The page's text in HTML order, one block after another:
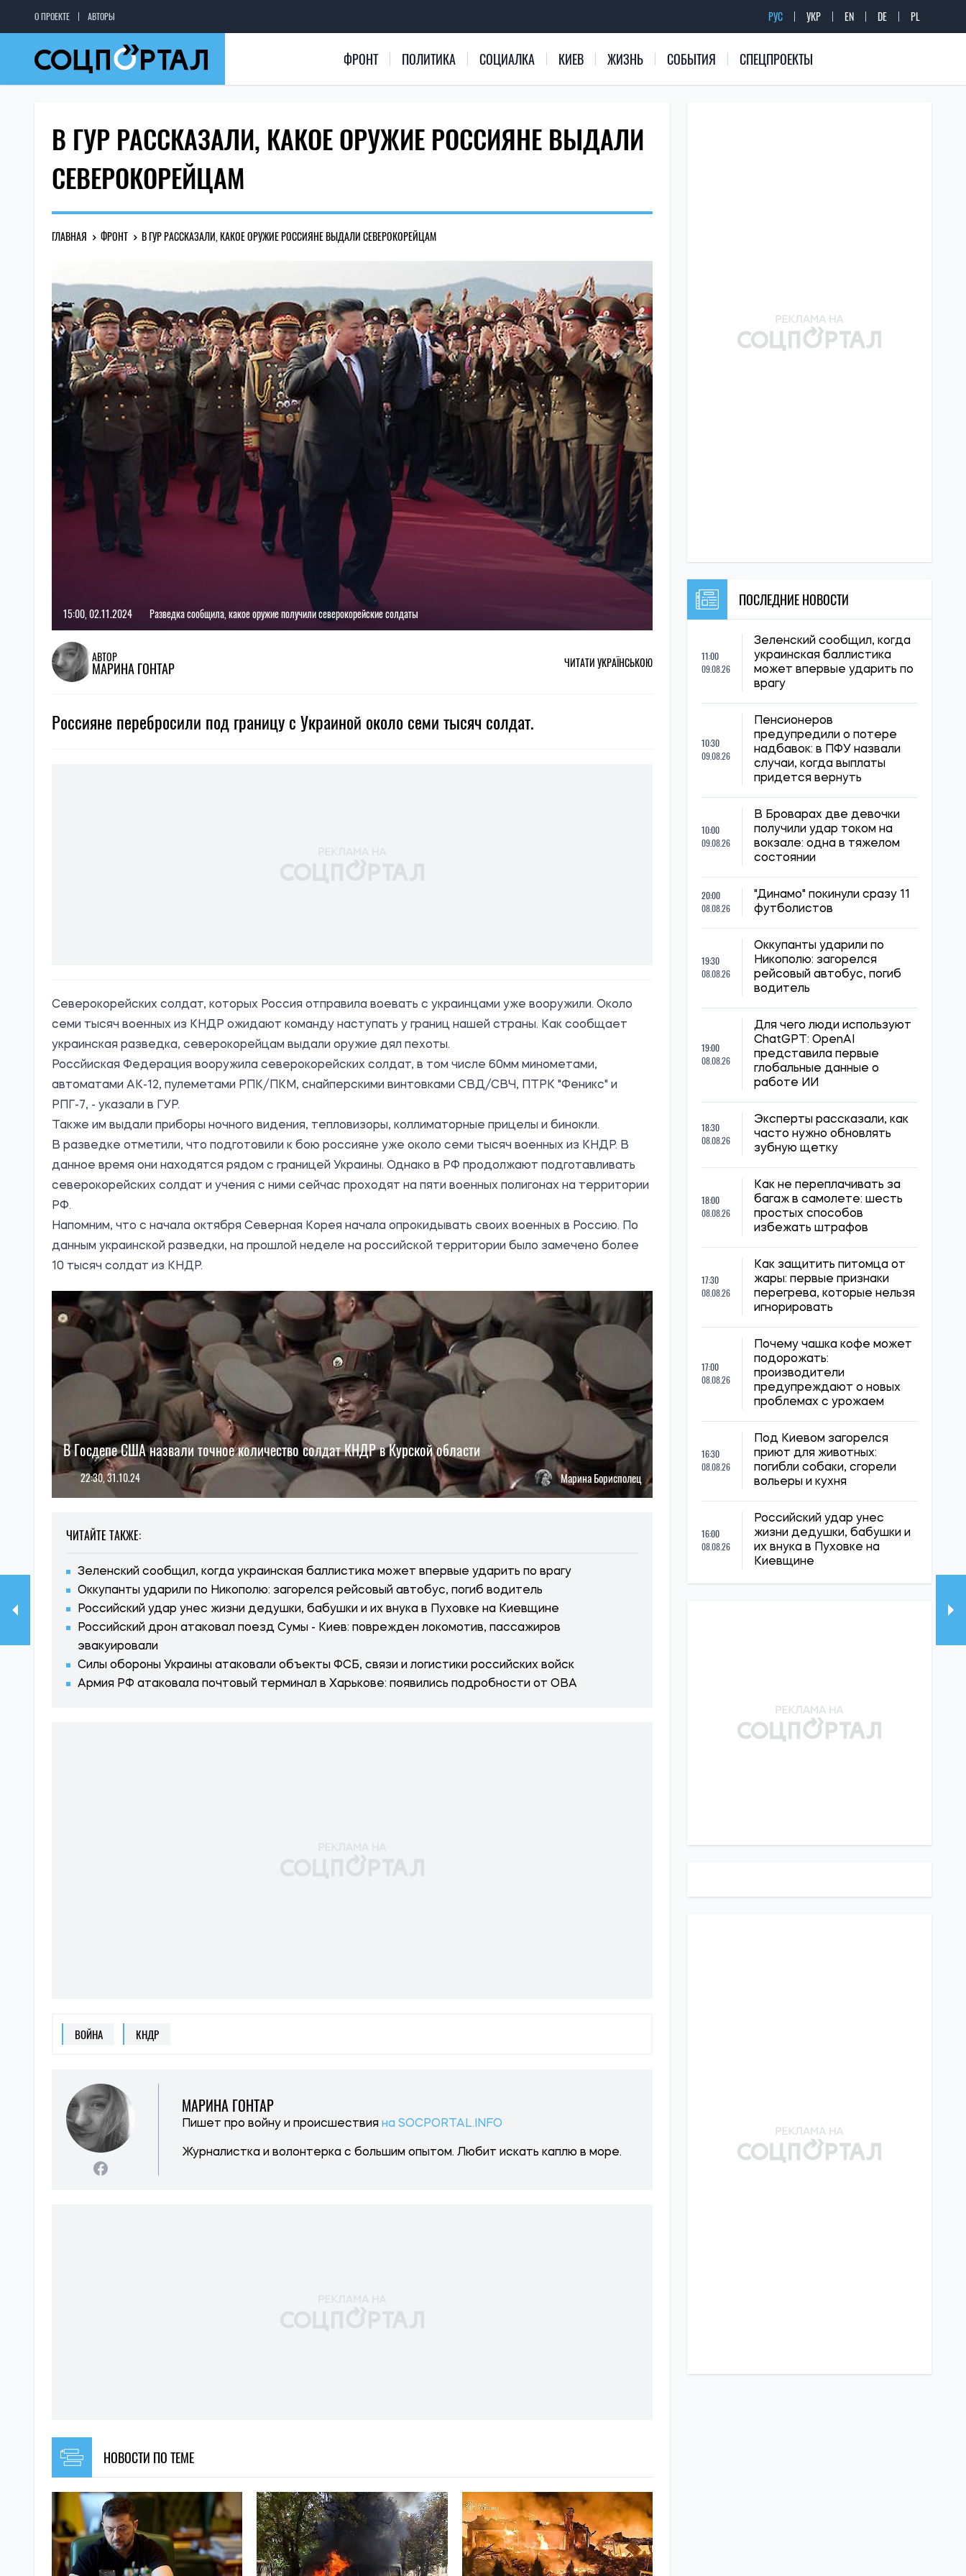
О ПРОЕКТЕ АВТОРЫ РУС УКР EN DE PL
ФРОНТ ПОЛИТИКА СОЦИАЛКА КИЕВ ЖИЗНЬ СОБЫТИЯ СПЕЦПРОЕКТЫ
В ГУР РАССКАЗАЛИ, КАКОЕ ОРУЖИЕ РОССИЯНЕ ВЫДАЛИ
СЕВЕРОКОРЕЙЦАМ
ГЛАВНАЯ ФРОНТ В ГУР РАССКАЗАЛИ, КАКОЕ ОРУЖИЕ РОССИЯНЕ ВЫДАЛИ СЕВЕРОКОРЕЙЦАМ
15:00, 02.11.2024 Разведка сообщила, какое оружие получили северокорейские солдаты
АВТОР
МАРИНА ГОНТАР ЧИТАТИ УКРАЇНСЬКОЮ
Россияне перебросили под границу с Украиной около семи тысяч солдат.
Северокорейских солдат, которых Россия отправила воевать с украинцами уже вооружили. Около
семи тысяч военных из КНДР ожидают команду наступать у границ нашей страны. Как сообщает
украинская разведка, северокорейцам выдали оружие дял пехоты.
Россйиская Федерация вооружила северокорейских солдат, в том числе 60мм минометами,
автоматами АК-12, пулеметами РПК/ПКМ, снайперскими винтовками СВД/СВЧ, ПТРК "Феникс" и
РПГ-7, - указали в ГУР.
Также им выдали приборы ночного видения, тепловизоры, коллиматорные прицелы и бинокли.
В разведке отметили, что подготовили к бою россияне уже около семи тысяч военных из КНДР. В
данное время они находятся рядом с границей Украины. Однако в РФ продолжают подготавливать
северокорейских солдат и учения с ними сейчас проходят на пяти военных полигонах на территории
РФ.
Напомним, что с начала октября Северная Корея начала опрокидывать своих военных в Россию. По
данным украинской разведки, на прошлой неделе на российской территории было замечено более
10 тысяч солдат из КНДР.
В Госдепе США назвали точное количество солдат КНДР в Курской области
22:30, 31.10.24 Марина Борисполец
ЧИТАЙТЕ ТАКЖЕ:
Зеленский сообщил, когда украинская баллистика может впервые ударить по врагу
Оккупанты ударили по Никополю: загорелся рейсовый автобус, погиб водитель
Российский удар унес жизни дедушки, бабушки и их внука в Пуховке на Киевщине
Российский дрон атаковал поезд Сумы - Киев: поврежден локомотив, пассажиров
эвакуировали
Силы обороны Украины атаковали объекты ФСБ, связи и логистики российских войск
Армия РФ атаковала почтовый терминал в Харькове: появились подробности от ОВА
ВОЙНА КНДР
МАРИНА ГОНТАР
Пишет про войну и происшествия на SOCPORTAL.INFO
Журналистка и волонтерка с большим опытом. Любит искать каплю в море.
НОВОСТИ ПО ТЕМЕ
ПОСЛЕДНИЕ НОВОСТИ
11:00
09.08.26
Зеленский сообщил, когда
украинская баллистика
может впервые ударить по
врагу
10:30
09.08.26
Пенсионеров
предупредили о потере
надбавок: в ПФУ назвали
случаи, когда выплаты
придется вернуть
10:00
09.08.26
В Броварах две девочки
получили удар током на
вокзале: одна в тяжелом
состоянии
20:00
08.08.26
"Динамо" покинули сразу 11
футболистов
19:30
08.08.26
Оккупанты ударили по
Никополю: загорелся
рейсовый автобус, погиб
водитель
19:00
08.08.26
Для чего люди используют
ChatGPT: OpenAI
представила первые
глобальные данные о
работе ИИ
18:30
08.08.26
Эксперты рассказали, как
часто нужно обновлять
зубную щетку
18:00
08.08.26
Как не переплачивать за
багаж в самолете: шесть
простых способов
избежать штрафов
17:30
08.08.26
Как защитить питомца от
жары: первые признаки
перегрева, которые нельзя
игнорировать
17:00
08.08.26
Почему чашка кофе может
подорожать:
производители
предупреждают о новых
проблемах с урожаем
16:30
08.08.26
Под Киевом загорелся
приют для животных:
погибли собаки, сгорели
вольеры и кухня
16:00
08.08.26
Российский удар унес
жизни дедушки, бабушки и
их внука в Пуховке на
Киевщине